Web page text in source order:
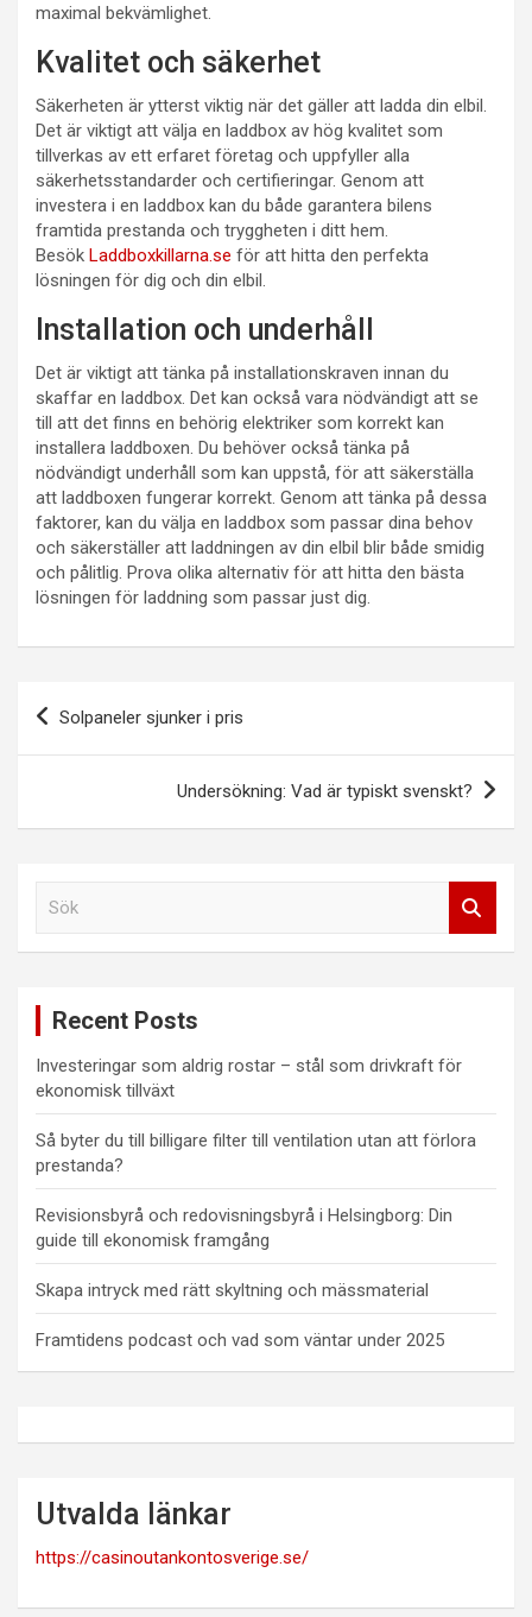
maximal bekvämlighet.
Kvalitet och säkerhet
Säkerheten är ytterst viktig när det gäller att ladda din elbil.
Det är viktigt att välja en laddbox av hög kvalitet som
tillverkas av ett erfaret företag och uppfyller alla
säkerhetsstandarder och certifieringar. Genom att
investera i en laddbox kan du både garantera bilens
framtida prestanda och tryggheten i ditt hem.
Besök Laddboxkillarna.se för att hitta den perfekta
lösningen för dig och din elbil.
Installation och underhåll
Det är viktigt att tänka på installationskraven innan du
skaffar en laddbox. Det kan också vara nödvändigt att se
till att det finns en behörig elektriker som korrekt kan
installera laddboxen. Du behöver också tänka på
nödvändigt underhåll som kan uppstå, för att säkerställa
att laddboxen fungerar korrekt. Genom att tänka på dessa
faktorer, kan du välja en laddbox som passar dina behov
och säkerställer att laddningen av din elbil blir både smidig
och pålitlig. Prova olika alternativ för att hitta den bästa
lösningen för laddning som passar just dig.
Inläggsnavigering
Solpaneler sjunker i pris
Undersökning: Vad är typiskt svenskt?
Recent Posts
Investeringar som aldrig rostar – stål som drivkraft för
ekonomisk tillväxt
Så byter du till billigare filter till ventilation utan att förlora
prestanda?
Revisionsbyrå och redovisningsbyrå i Helsingborg: Din
guide till ekonomisk framgång
Skapa intryck med rätt skyltning och mässmaterial
Framtidens podcast och vad som väntar under 2025
Utvalda länkar
https://casinoutankontosverige.se/